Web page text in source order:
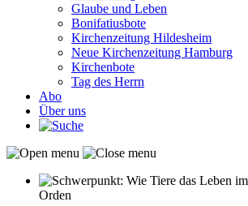
Glaube und Leben
Bonifatiusbote
Kirchenzeitung Hildesheim
Neue Kirchenzeitung Hamburg
Kirchenbote
Tag des Herrn
Abo
Über uns
Orden